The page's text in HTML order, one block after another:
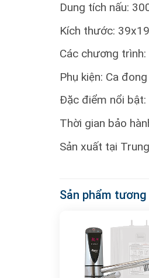
Dung tích nấu:
Kích thước:
Các chương
Phụ kiện: Ca
Đặc điểm nổi bật:
Thời gian bảo
Sản xuất tại
Sản phẩm